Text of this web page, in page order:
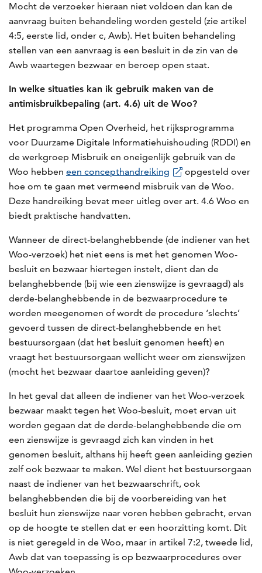
Mocht de verzoeker hieraan niet voldoen dan kan de
aanvraag buiten behandeling worden gesteld (zie artikel
4:5, eerste lid, onder c, Awb). Het buiten behandeling
stellen van een aanvraag is een besluit in de zin van de
Awb waartegen bezwaar en beroep open staat.
In welke situaties kan ik gebruik maken van de
antimisbruikbepaling (art. 4.6) uit de Woo?
Het programma Open Overheid, het rijksprogramma
voor Duurzame Digitale Informatiehuishouding (RDDI) en
de werkgroep Misbruik en oneigenlijk gebruik van de
Woo hebben een concepthandreiking
opgesteld over
hoe om te gaan met vermeend misbruik van de Woo.
Deze handreiking bevat meer uitleg over art. 4.6 Woo en
biedt praktische handvatten.
Wanneer de direct-belanghebbende (de indiener van het
Woo-verzoek) het niet eens is met het genomen Woo-
besluit en bezwaar hiertegen instelt, dient dan de
belanghebbende (bij wie een zienswijze is gevraagd) als
derde-belanghebbende in de bezwaarprocedure te
worden meegenomen of wordt de procedure ‘slechts’
gevoerd tussen de direct-belanghebbende en het
bestuursorgaan (dat het besluit genomen heeft) en
vraagt het bestuursorgaan wellicht weer om zienswijzen
(mocht het bezwaar daartoe aanleiding geven)?
In het geval dat alleen de indiener van het Woo-verzoek
bezwaar maakt tegen het Woo-besluit, moet ervan uit
worden gegaan dat de derde-belanghebbende die om
een zienswijze is gevraagd zich kan vinden in het
genomen besluit, althans hij heeft geen aanleiding gezien
zelf ook bezwaar te maken. Wel dient het bestuursorgaan
naast de indiener van het bezwaarschrift, ook
belanghebbenden die bij de voorbereiding van het
besluit hun zienswijze naar voren hebben gebracht, ervan
op de hoogte te stellen dat er een hoorzitting komt. Dit
is niet geregeld in de Woo, maar in artikel 7:2, tweede lid,
Awb dat van toepassing is op bezwaarprocedures over